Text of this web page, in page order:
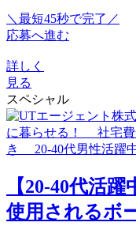
＼最短45秒で完了／
応募へ進む
詳しく
見る
スペシャル
【20-40代活
使用されるボ